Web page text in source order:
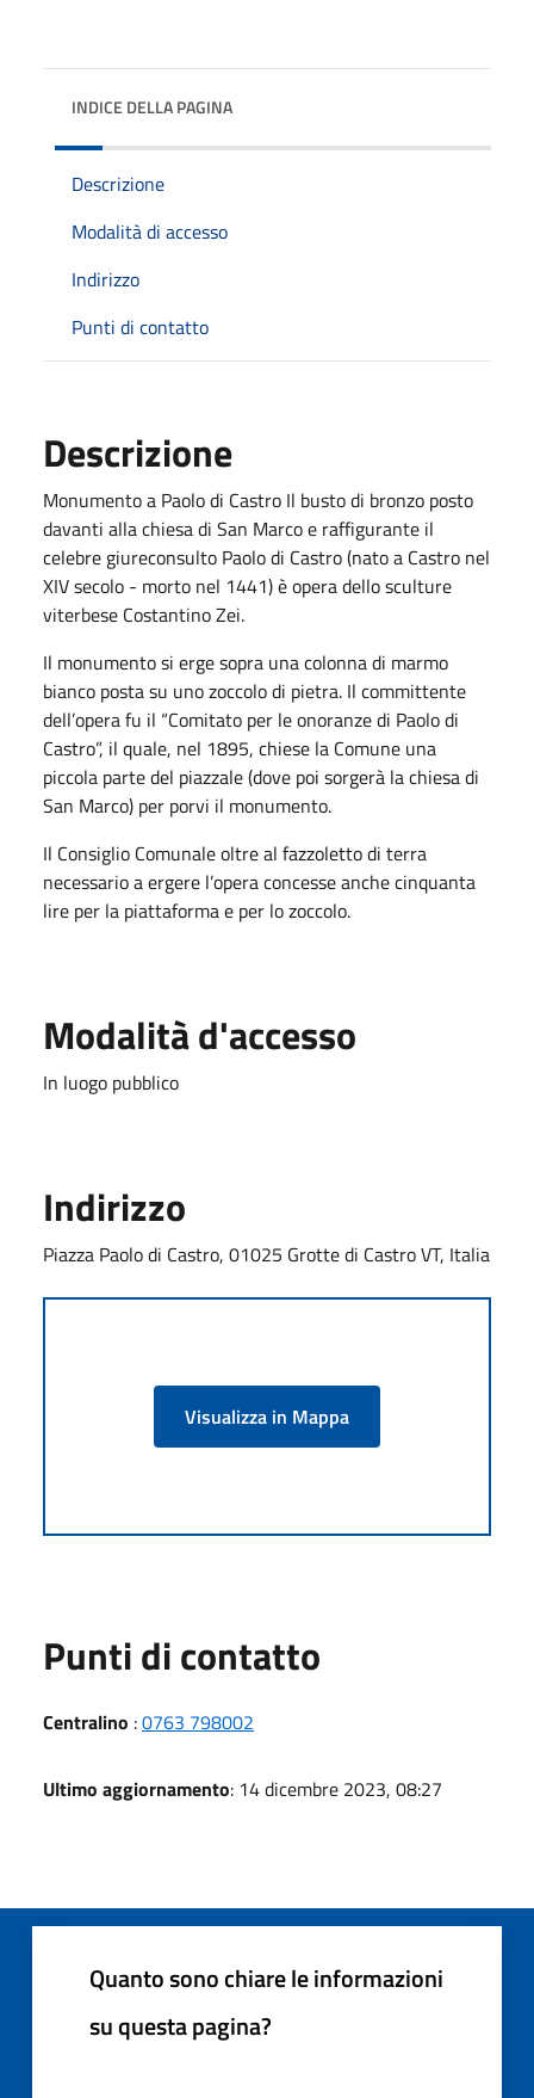
INDICE DELLA PAGINA
Descrizione
Modalità di accesso
Indirizzo
Punti di contatto
Descrizione
Monumento a Paolo di Castro Il busto di bronzo posto
davanti alla chiesa di San Marco e raffigurante il
celebre giureconsulto Paolo di Castro (nato a Castro nel
XIV secolo - morto nel 1441) è opera dello sculture
viterbese Costantino Zei.
Il monumento si erge sopra una colonna di marmo
bianco posta su uno zoccolo di pietra. Il committente
dell’opera fu il “Comitato per le onoranze di Paolo di
Castro”, il quale, nel 1895, chiese la Comune una
piccola parte del piazzale (dove poi sorgerà la chiesa di
San Marco) per porvi il monumento.
Il Consiglio Comunale oltre al fazzoletto di terra
necessario a ergere l’opera concesse anche cinquanta
lire per la piattaforma e per lo zoccolo.
Modalità d'accesso
In luogo pubblico
Indirizzo
Piazza Paolo di Castro, 01025 Grotte di Castro VT, Italia
Visualizza in Mappa
Punti di contatto
Centralino :0763 798002
Ultimo aggiornamento: 14 dicembre 2023, 08:27
Quanto sono chiare le informazioni
su questa pagina?